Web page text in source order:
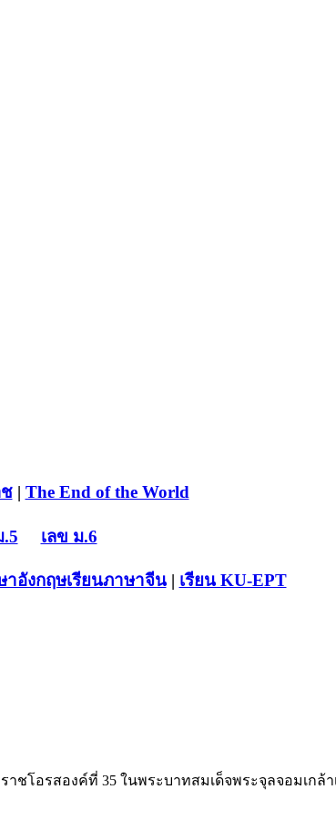
| The End of the World
.5 เลข ม.6
าอังกฤษเรียนภาษาจีน| เรียน KU-EPT
ชโอรสองค์ที่ 35 ในพระบาทสมเด็จพระจุลจอมเกล้า